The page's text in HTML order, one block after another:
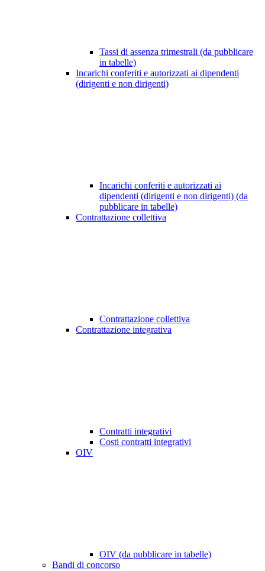
Tassi di assenza trimestrali (da pubblicare
in tabelle)
Incarichi conferiti e autorizzati ai dipendenti
(dirigenti e non dirigenti)
Incarichi conferiti e autorizzati ai
dipendenti (dirigenti e non dirigenti) (da
pubblicare in tabelle)
Contrattazione collettiva
Contrattazione collettiva
Contrattazione integrativa
Contratti integrativi
Costi contratti integrativi
OIV
OIV (da pubblicare in tabelle)
Bandi di concorso